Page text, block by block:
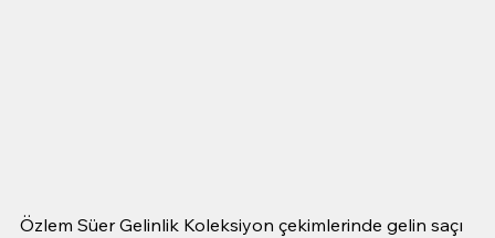
Özlem Süer Gelinlik Koleksiyon çekimlerinde gelin saçı